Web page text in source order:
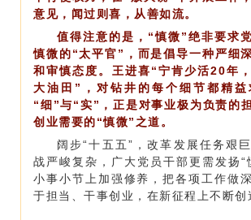
意见，闻过则喜，从善如流。
值得注意的是，“慎微”绝非要求
慎微的“太平官”，而是倡导一种严细
和审慎态度。王进喜“宁肯少活20年
大油田”，对钻井的每个细节都精益
“细”与“实”，正是对事业极为负责的
创业需要的“慎微”之道。
阔步“十五五”，改革发展任务艰
战严峻复杂，广大党员干部更需发扬“
小事小节上加强修养，把各项工作做
于担当、干事创业，在新征程上不断创